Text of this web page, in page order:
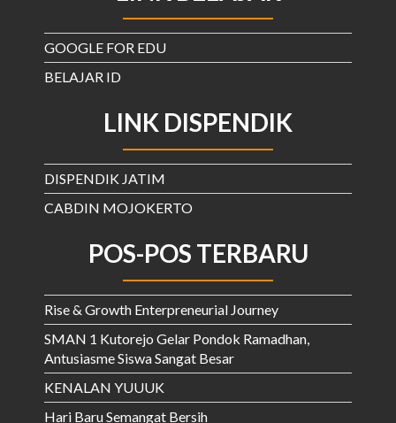
GOOGLE FOR EDU
BELAJAR ID
LINK DISPENDIK
DISPENDIK JATIM
CABDIN MOJOKERTO
POS-POS TERBARU
Rise & Growth Enterpreneurial Journey
SMAN 1 Kutorejo Gelar Pondok Ramadhan,
Antusiasme Siswa Sangat Besar
KENALAN YUUUK
Hari Baru Semangat Bersih